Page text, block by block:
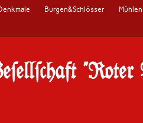
Burgen&Schlösser Mühlen